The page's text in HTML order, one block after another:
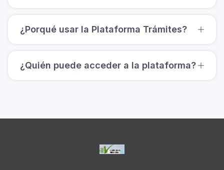
¿Porqué usar la Plataforma Trámites?
¿Quién puede acceder a la plataforma?